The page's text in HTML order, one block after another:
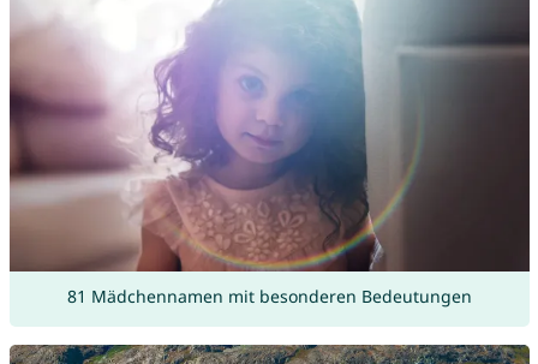
81 Mädchennamen mit besonderen Bedeutungen